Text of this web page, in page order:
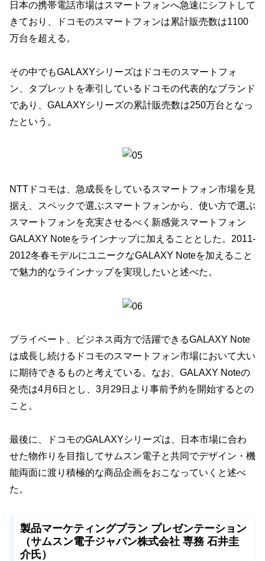
日本の携帯電話市場はスマートフォンへ急速にシフトして
きており、ドコモのスマートフォンは累計販売数は1100
万台を超える。
その中でもGALAXYシリーズはドコモのスマートフォ
ン、タブレットを牽引しているドコモの代表的なブランド
であり、GALAXYシリーズの累計販売数は250万台となっ
たという。
NTTドコモは、急成長をしているスマートフォン市場を見
据え、スペックで選ぶスマートフォンから、使い方で選ぶ
スマートフォンを充実させるべく新感覚スマートフォン
GALAXY Noteをラインナップに加えることとした。2011-
2012冬春モデルにユニークなGALAXY Noteを加えること
で魅力的なラインナップを実現したいと述べた。
プライベート、ビジネス両方で活躍できるGALAXY Note
は成長し続けるドコモのスマートフォン市場において大い
に期待できるものと考えている。なお、GALAXY Noteの
発売は4月6日とし、3月29日より事前予約を開始するとの
こと。
最後に、ドコモのGALAXYシリーズは、日本市場に合わ
せた物作りを目指してサムスン電子と共同でデザイン・機
能両面に渡り積極的な商品企画をおこなっていくと述べ
た。
製品マーケティングプラン プレゼンテーション
（サムスン電子ジャパン株式会社 専務 石井圭
介氏）